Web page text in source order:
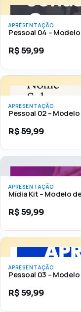
APRESENTAÇÃO
Pessoal 04 –
R$59,99
APRESENTAÇÃO
Pessoal 02 –
R$59,99
APRESENTAÇÃO
Mídia Kit – Modelo
R$59,99
APRESENTAÇÃO
Pessoal 03 –
R$59,99